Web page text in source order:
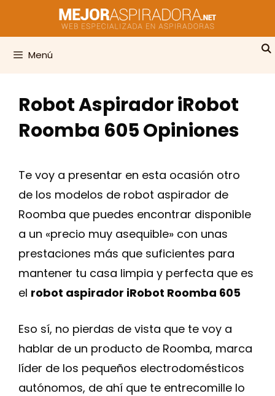
contenido
Menú
Robot Aspirador iRobot
Roomba 605 Opiniones
Te voy a presentar en esta ocasión otro
de los modelos de robot aspirador de
Roomba que puedes encontrar disponible
a un «precio muy asequible» con unas
prestaciones más que suficientes para
mantener tu casa limpia y perfecta que es
el robot aspirador iRobot Roomba 605
Eso sí, no pierdas de vista que te voy a
hablar de un producto de Roomba, marca
líder de los pequeños electrodomésticos
autónomos, de ahí que te entrecomille lo